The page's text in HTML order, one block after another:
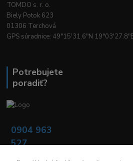
TOMDO s. r. o.
Biely Potok 623
01306 Terchová
GPS súradnice: 49°15'31.6"N
Potrebujete
poradiť?
0904 963
527